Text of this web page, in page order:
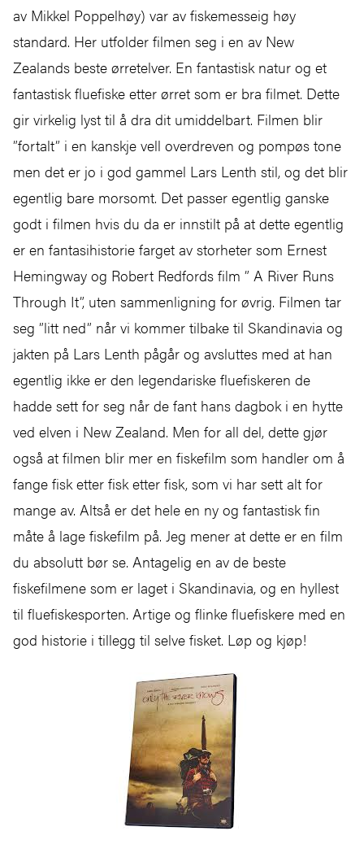
av Mikkel Poppelhøy) var av fiskemesseig høy
standard. Her utfolder filmen seg i en av New
Zealands beste ørretelver. En fantastisk natur og et
fantastisk fluefiske etter ørret som er bra filmet. Dette
gir virkelig lyst til å dra dit umiddelbart. Filmen blir
”fortalt” i en kanskje vell overdreven og pompøs tone
men det er jo i god gammel Lars Lenth stil, og det blir
egentlig bare morsomt. Det passer egentlig ganske
godt i filmen hvis du da er innstilt på at dette egentlig
er en fantasihistorie farget av storheter som Ernest
Hemingway og Robert Redfords film ” A River Runs
Through It”, uten sammenligning for øvrig. Filmen tar
seg ”litt ned” når vi kommer tilbake til Skandinavia og
jakten på Lars Lenth pågår og avsluttes med at han
egentlig ikke er den legendariske fluefiskeren de
hadde sett for seg når de fant hans dagbok i en hytte
ved elven i New Zealand. Men for all del, dette gjør
også at filmen blir mer en fiskefilm som handler om å
fange fisk etter fisk etter fisk, som vi har sett alt for
mange av. Altså er det hele en ny og fantastisk fin
måte å lage fiskefilm på. Jeg mener at dette er en film
du absolutt bør se. Antagelig en av de beste
fiskefilmene som er laget i Skandinavia, og en hyllest
til fluefiskesporten. Artige og flinke fluefiskere med en
god historie i tillegg til selve fisket. Løp og kjøp!